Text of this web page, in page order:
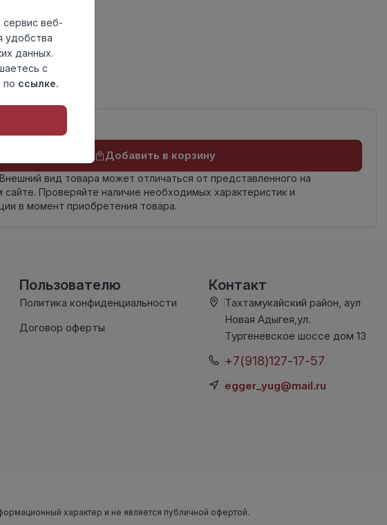
до +27 градусов
Замковый метод
4V
Добавить в корзину
вид товара может отличаться от представленного на
сайте. Проверяйте наличие необходимых характеристик и
в момент приобретения товара.
Пользователю
Политика конфиденциальности
Договор оферты
Контакт
Тахтамукайский район, аул
Новая Адыгея,ул.
Тургеневское шоссе дом 13
+7(918)127-17-57
egger_yug@mail.ru
характер и не является публичной офертой.
сервис веб-
удобства
данных.
с
по ссылке.